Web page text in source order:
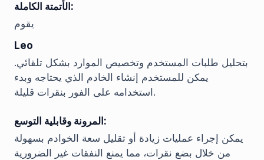
الأتمتة الكاملة:
يقوم
Leo
بتحليل طلبات المستخدم وتخصيص الموارد بشكل تلقائي.
يمكن للمستخدم إنشاء الخادم الذي يحتاجه وبدء
استخدامه على الفور بنقرات قليلة.
المرونة وقابلية التوسع:
يمكن إجراء عمليات زيادة أو تقليل سعة الخوادم بسهولة
من خلال بضع نقرات، مما يمنع النفقات غير الضرورية